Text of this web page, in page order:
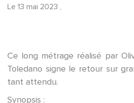
Le 13 mai 2023 ,
Ce long métrage réalisé par
Toledano signe le retour sur
tant attendu.
Synopsis :